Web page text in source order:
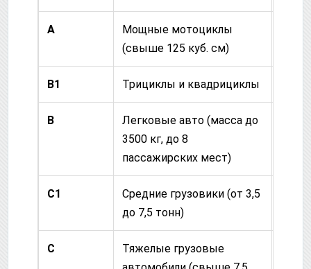
A
Мощные мотоциклы
(свыше 125 куб. см)
B1 Трициклы и квадрициклы
B
Легковые авто (масса до
3500 кг, до 8
пассажирских мест)
C1
Средние грузовики (от 3,5
до 7,5 тонн)
C
Тяжелые грузовые